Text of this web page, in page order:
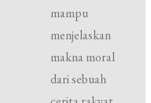
mampu
menjelaskan
makna moral
dari sebuah